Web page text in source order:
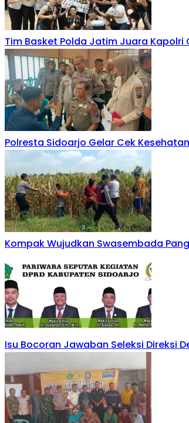
Tim Basket Polda Jatim Juara Kapolri
Polresta Sidoarjo Gelar Cek
Kompak Wujudkan Swasembada
Isu Bocoran Jawaban Seleksi Direksi